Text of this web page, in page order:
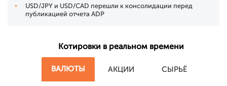
USD/JPY и USD/CAD перешли к консолидации перед
публикацией отчета ADP
Котировки в реальном времени
ВАЛЮТЫ АКЦИИ СЫРЬЁ